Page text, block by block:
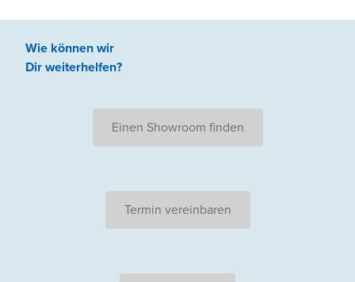
Wie können wir
Dir weiterhelfen?
Einen Showroom finden
Termin vereinbaren